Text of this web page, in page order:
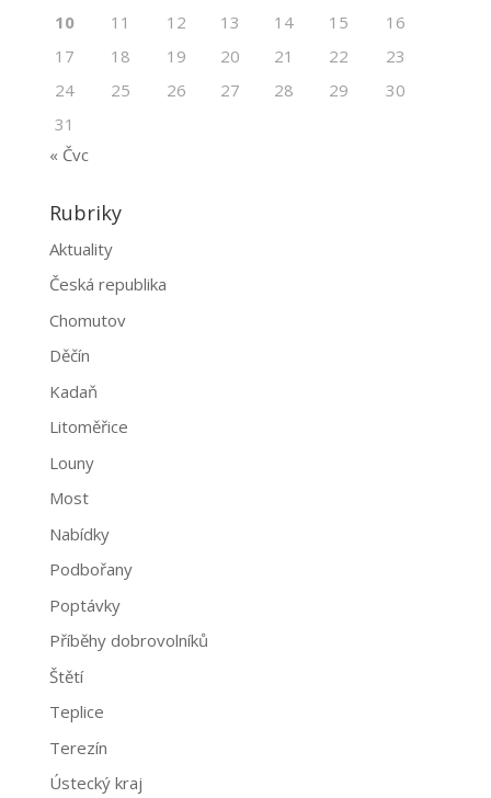
10
11 12 13 14 15
16
17
18 19 20 21 22
23
24
25 26 27 28 29
30
31
« Čvc
Rubriky
Aktuality
Česká republika
Chomutov
Děčín
Kadaň
Litoměřice
Louny
Most
Nabídky
Podbořany
Poptávky
Příběhy dobrovolníků
Štětí
Teplice
Terezín
Ústecký kraj